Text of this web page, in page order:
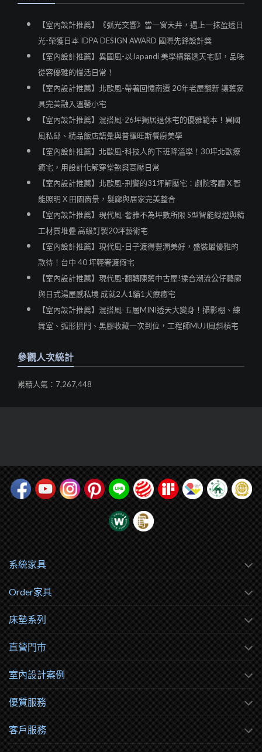
【室內設計推薦】《弧光交響》當一窗天井，遇上一抹盈透日
光-榮獲日本 IDPA DESIGN AWARD 國際先鋒設計獎
【室內設計推薦】異國風-以Japandi 美學構築透天宅邸，品味
從容優雅的慢活日常！
【室內設計推薦】北歐風-帶著回憶南遷 20年老屋翻新 讓舊家
具完美融入溫馨小宅
【室內設計推薦】混搭風-26坪獨居退休宅的優雅範本！異國
風私邸、精品飯店語彙與普羅旺斯餐廚美學
【室內設計推薦】北歐風-科技人的下班降溫學！30坪北歐療
癒宅，用設計化解穿堂煞與高壓日常
【室內設計推薦】北歐風-刑警的31坪解壓宅：劇院客廳 X 智
能照明 X 田園窗景，髮廊與居家完美整合
【室內設計推薦】現代風-奢雅不為坪數所限 S型智能線燈與精
工材質堆疊 高級訂製20坪藝術宅
【室內設計推薦】現代風-日子渡得豐潤美好，盛裝最優雅的
款待！台中 40 坪輕奢渡假宅
【室內設計推薦】現代風-翻轉陳舊中古屋!揉合潮流公仔藝廊
與日式湯屋感私境 成就2人1貓1犬療癒宅
【室內設計推薦】混搭風-五層MINI透天大變身！攝影棚、練
舞室、弧形拱門、黑膠收藏一次到位，工程師MUJI風斜槓宅
參觀人次統計
累積人氣：7,267,448
系統家具
Order家具
床墊系列
直營門市
室內設計案例
優質服務
客戶服務